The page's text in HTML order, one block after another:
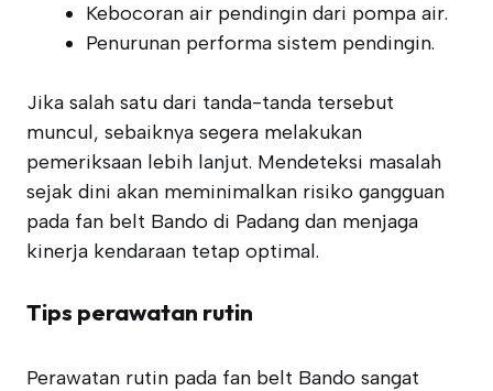
Kebocoran air pendingin dari pompa air.
Penurunan performa sistem pendingin.
Jika salah satu dari tanda-tanda tersebut
muncul, sebaiknya segera melakukan
pemeriksaan lebih lanjut. Mendeteksi masalah
sejak dini akan meminimalkan risiko gangguan
pada fan belt Bando di Padang dan menjaga
kinerja kendaraan tetap optimal.
Tips perawatan rutin
Perawatan rutin pada fan belt Bando sangat